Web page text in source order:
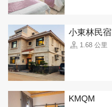
小東林民宿
1.68 公里
KMQM